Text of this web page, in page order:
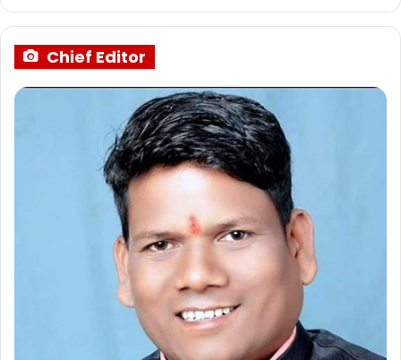
Chief Editor